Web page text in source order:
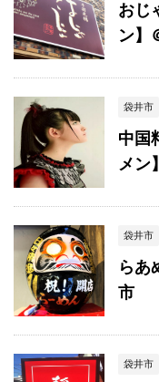
おじ
ン】
袋井市
中国
メン
袋井市
らあ
市
袋井市